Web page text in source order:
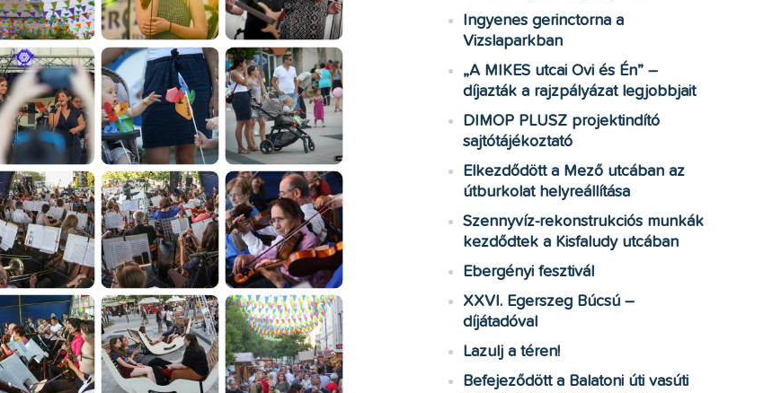
Ingyenes gerinctorna a
Vizslaparkban
„A MIKES utcai Ovi és Én” –
díjazták a rajzpályázat legjobbjait
DIMOP PLUSZ projektindító
sajtótájékoztató
Elkezdődött a Mező utcában az
útburkolat helyreállítása
Szennyvíz-rekonstrukciós munkák
kezdődtek a Kisfaludy utcában
Ebergényi fesztivál
XXVI. Egerszeg Búcsú –
díjátadóval
Lazulj a téren!
Befejeződött a Balatoni úti vasúti